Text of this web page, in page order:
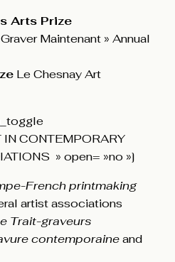
Arts Prize
Maintenant » Annual
Le Chesnay Art
CONTEMPORARY
» open= »no »]
French printmaking
artist associations
Trait-graveurs
contemporaineand